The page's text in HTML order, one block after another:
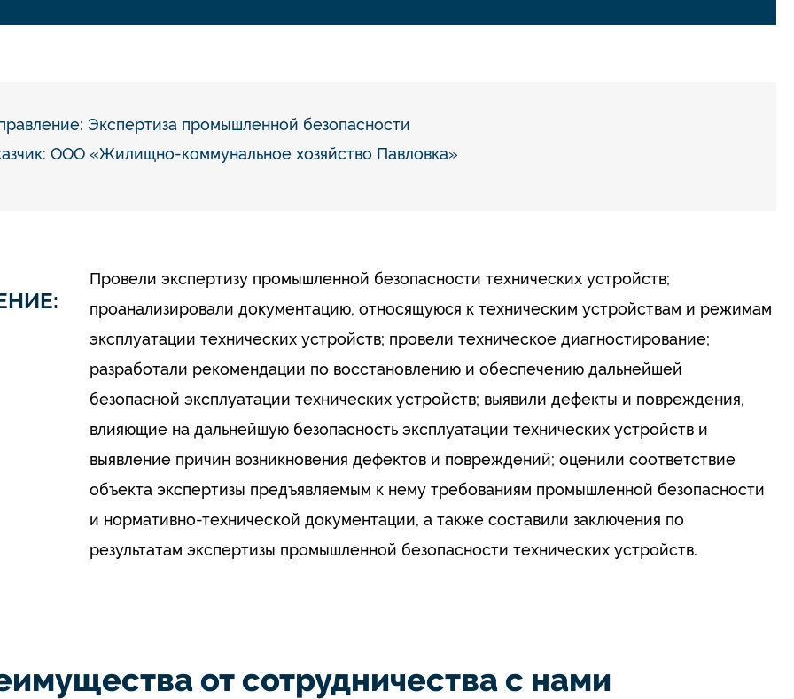
Экспертиза промышленной безопасности
ООО «Жилищно-коммунальное хозяйство Павловка»
Провели экспертизу промышленной безопасности технических устройств;
проанализировали документацию, относящуюся к техническим устройствам и режимам
эксплуатации технических устройств; провели техническое диагностирование;
разработали рекомендации по восстановлению и обеспечению дальнейшей
безопасной эксплуатации технических устройств; выявили дефекты и повреждения,
влияющие на дальнейшую безопасность эксплуатации технических устройств и
выявление причин возникновения дефектов и повреждений; оценили соответствие
объекта экспертизы предъявляемым к нему требованиям промышленной безопасности
и нормативно-технической документации, а также составили заключения по
результатам экспертизы промышленной безопасности технических устройств.
от сотрудничества с нами